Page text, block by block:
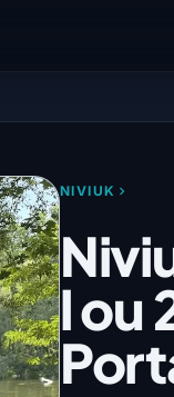
NIVIUK
l ou